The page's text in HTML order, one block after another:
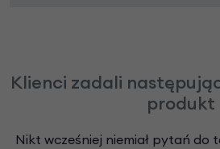
Klienci zadali
produkt
Nikt wcześniej niemiał pytań do